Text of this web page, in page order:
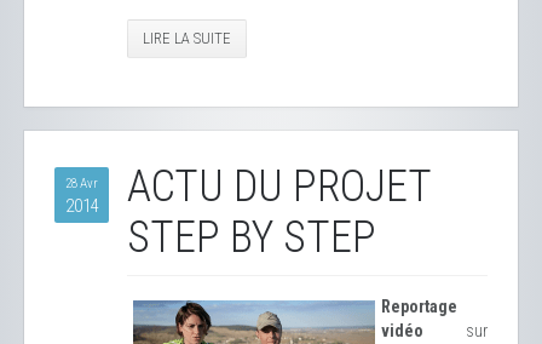
LIRE LA SUITE
28 Avr
2014
ACTU DU PROJET
STEP BY STEP
Reportage
vidéo sur